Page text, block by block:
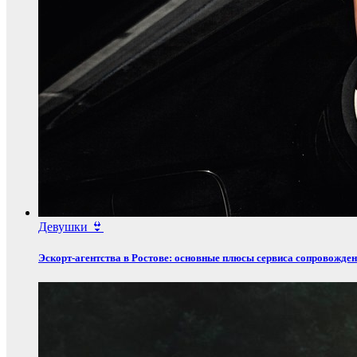
Девушки 👙
Эскорт‑агентства в Ростове: основные плюсы сервиса